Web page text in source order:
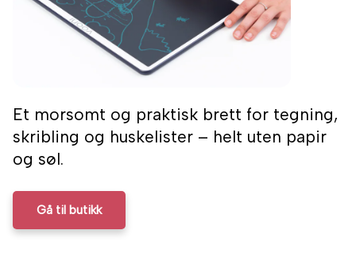
Et morsomt og praktisk brett for tegning,
skribling og huskelister – helt uten papir
og søl.
Gå til butikk